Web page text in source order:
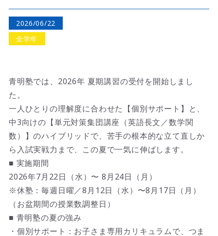
料金案内
お問い合わせ
ニュース
ブログ
2026/06/22
全学年
青明塾では、2026年 夏期講習の受付を開始しまし
た。
一人ひとりの理解度に合わせた【個別サポート】と、
中3向けの【単元対策集団講座（英語長文／数学関
数）】のハイブリッドで、苦手の根本的な立て直しか
ら入試実戦力まで、この夏で一気に伸ばします。
■ 実施期間
2026年7月22日（水）〜 8月24日（月）
※休塾：毎週日曜／8月12日（水）〜8月17日（月）
（お盆期間の授業数調整日）
■ 青明塾の夏の強み
・個別サポート：お子さま専用カリキュラムで、つま